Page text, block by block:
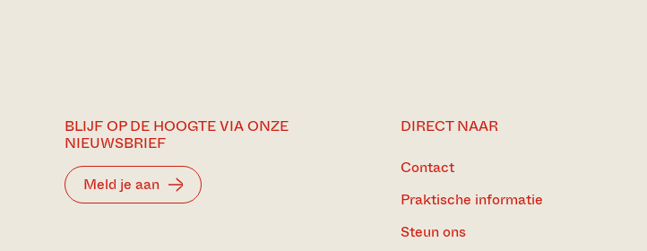
BLIJF OP DE HOOGTE VIA ONZE
NIEUWSBRIEF
Meld je aan
DIRECT NAAR
Contact
Praktische informatie
Steun ons